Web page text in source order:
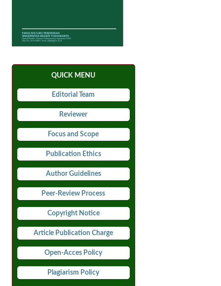
QUICK MENU
Editorial Team
Reviewer
Focus and Scope
Publication Ethics
Author Guidelines
Peer-Review Process
Copyright Notice
Article Publication Charge
Open-Acces Policy
Plagiarism Policy